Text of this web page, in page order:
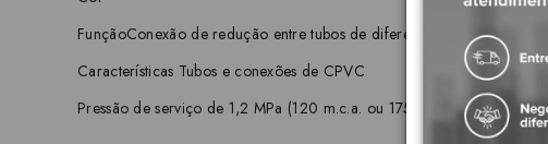
FunçãoConexão de redução entre tubos de diferentes diâmetros
Características Tubos e conexões de CPVC
Pressão de serviço de 1,2 MPa (120 m.c.a. ou 175 psi) Certificação UL